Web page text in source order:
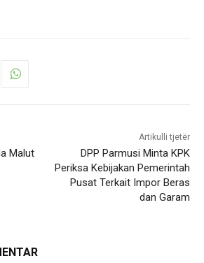
Malut
Artikulli tjetër
DPP Parmusi Minta KPK
Periksa Kebijakan Pemerintah
Pusat Terkait Impor Beras
dan Garam